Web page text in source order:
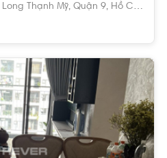
Long Thạnh Mỹ, Quận 9, Hồ Chí Minh